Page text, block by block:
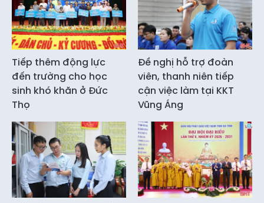
Tiếp thêm động lực
đến trường cho học
sinh khó khăn ở Đức
Thọ
Đề nghị hỗ trợ đoàn
viên, thanh niên tiếp
cận việc làm tại KKT
Vũng Áng